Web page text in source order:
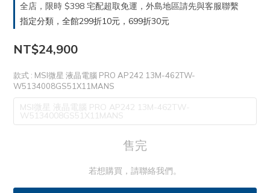
全店，限時 $398 宅配超取免運，外島地區請先與客服聯繫
指定分類，全館299折10元，699折30元
NT$24,900
款式 : MSI微星 液晶電腦 PRO AP242 13M-462TW-
W5134008GS51X11MANS
MSI微星 液晶電腦 PRO AP242 13M-462TW-
W5134008GS51X11MANS
售完
若想購買，請聯絡我們。